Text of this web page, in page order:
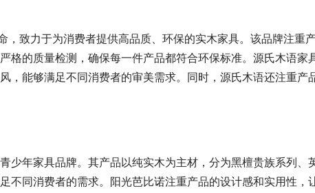
，致力于为消费者提供高品质、环保的实木家具。该品牌注重
格的质量检测，确保每一件产品都符合环保标准。源氏木语家
，能够满足不同消费者的审美需求。同时，源氏木语还注重产
少年家具品牌。其产品以纯实木为主材，分为黑檀贵族系列、
不同消费者的需求。阳光芭比诺注重产品的设计感和实用性，